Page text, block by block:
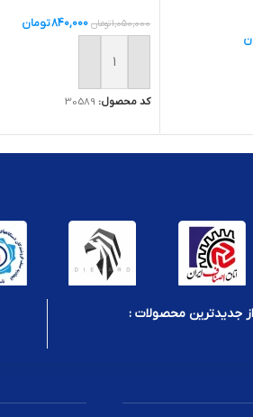
1,050,000تومان 840,000تومان
افزودن به سبد خرید
کد محصول: 30589
جدیدترین محصولات :